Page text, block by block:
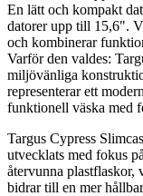
En lätt och kompakt
datorer upp till 15,6".
och kombinerar
Varför den valdes:
miljövänliga
representerar ett
funktionell väska med
Targus Cypress
utvecklats med fokus
återvunna plastflaskor,
bidrar till en mer